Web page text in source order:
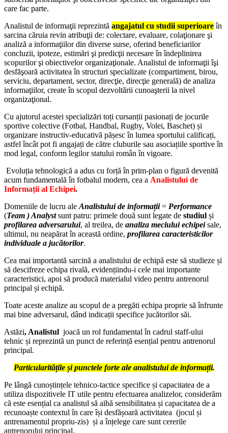
care fac parte.
Analistul de informaţii reprezintă angajatul cu studii superioareîn
sarcina căruia revin atribuţii de: colectare, evaluare, colaţionare şi
analiză a informaţiilor din diverse surse, oferind beneficiarilor
concluzii, ipoteze, estimări şi predicţii necesare în îndeplinirea
scopurilor şi obiectivelor organizaţionale. Analistul de informaţii îşi
desfăşoară activitatea în structuri specializate (compartiment, birou,
serviciu, departament, sector, direcţie, direcţie generală) de analiza
informaţiilor, create în scopul dezvoltării cunoaşterii la nivel
organizaţional.
Cu ajutorul acestei specializări toți cursanții pasionați de jocurile
sportive colective (Fotbal, Handbal, Rugby, Volei, Baschet) și
organizare instructiv-educativă pășesc în lumea sportului calificați,
astfel încât pot fi angajați de către cluburile sau asociațiile sportive în
mod legal, conform legilor statului român în vigoare.
Evoluția tehnologică a adus cu forță în prim-plan o figură devenită
acum fundamentală în fotbalul modern, cea a Analistului de
Informații al Echipei.
Domeniile de lucru aleAnalistului de informații= Performance
(Team ) Analystsunt patru: primele două sunt legate de studiul și
profilarea adversarului, al treilea, de analiza meciului echipeisale,
ultimul, nu neapărat în această ordine, profilarea caracteristicilor
individuale a jucătorilor.
Cea mai importantă sarcină a analistului de echipă este să studieze și
să descifreze echipa rivală, evidențiindu-i cele mai importante
caracteristici, apoi să producă materialul video pentru antrenorul
principal și echipă.
Toate aceste analize au scopul de a pregăti echipa proprie să înfrunte
mai bine adversarul, dând indicații specifice jucătorilor săi.
Astăzi, Analistul joacă un rol fundamental în cadrul staff-ului
tehnic și reprezintă un punct de referință esențial pentru antrenorul
principal.
Particularitățile și punctele forte ale analistului de informații.
Pe lângă cunoștințele tehnico-tactice specifice și capacitatea de a
utiliza dispozitivele IT utile pentru efectuarea analizelor, considerăm
că este esențial ca analistul să aibă sensibilitatea și capacitatea de a
recunoaște contextul în care își desfășoară activitatea (jocul și
antrenamentul propriu-zis) și a înțelege care sunt cererile
antrenorului principal.